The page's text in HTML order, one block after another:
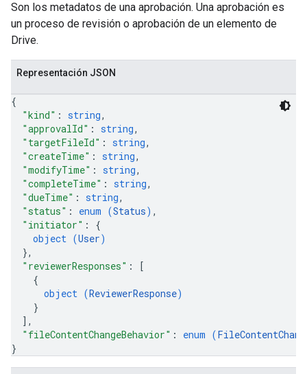
Son los metadatos de una aprobación. Una aprobación es
un proceso de revisión o aprobación de un elemento de
Drive.
Representación JSON
{
"kind" : string,
"approvalId" : string,
"targetFileId" : string,
"createTime" : string,
"modifyTime" : string,
"completeTime" : string,
"dueTime" : string,
"status" : enum (Status) ,
"initiator" : {
object (User)
},
"reviewerResponses" :
[
{
object (ReviewerResponse)
}
] ,
"fileContentChangeBehavior" : enum (
}